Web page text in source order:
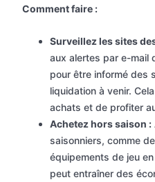
Comment faire :
Surveillez les sites
aux alertes par e-mail
pour être informé des
liquidation à venir.
achats et de profiter
Achetez hors saison :
saisonniers, comme
équipements de jeu
peut entraîner des